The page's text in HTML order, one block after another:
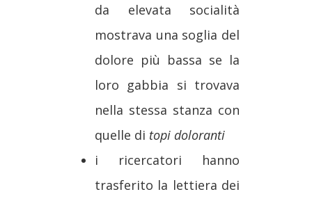
da elevata socialità
mostrava una soglia del
dolore più bassa se la
loro gabbia si trovava
nella stessa stanza con
quelle di topi doloranti
i ricercatori hanno
trasferito la lettiera dei